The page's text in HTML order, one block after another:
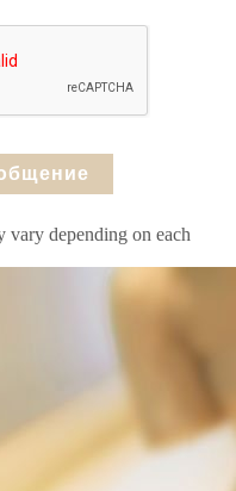
vary depending on each